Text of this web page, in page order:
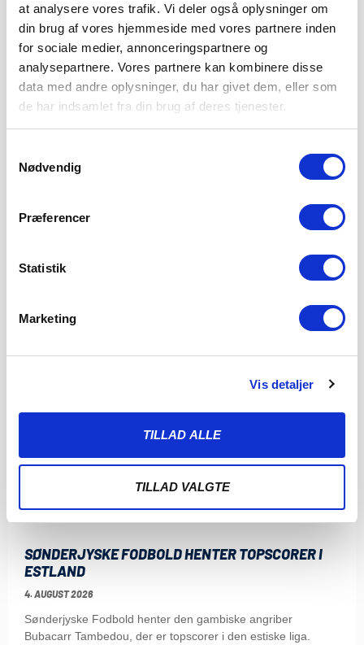
at analysere vores trafik. Vi deler også oplysninger om
din brug af vores hjemmeside med vores partnere inden
for sociale medier, annonceringspartnere og
analysepartnere. Vores partnere kan kombinere disse
data med andre oplysninger, du har givet dem, eller som
de har indsamlet fra din brug af deres tjenester.
Nødvendig
Præferencer
Statistik
Marketing
Vis detaljer
TILLAD ALLE
TILLAD VALGTE
LÆS MERE
SØNDERJYSKE FODBOLD HENTER TOPSCORER I
ESTLAND
4. AUGUST 2026
Sønderjyske Fodbold henter den gambiske angriber
Bubacarr Tambedou, der er topscorer i den estiske liga.